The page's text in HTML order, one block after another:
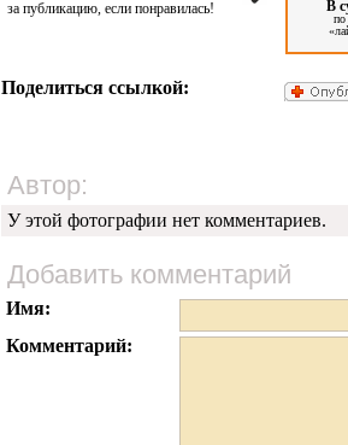
за публикацию, если понравилась! В
по
Поделиться ссылкой:
Автор:
У этой фотографии нет комментариев.
Добавить комментарий
Имя:
Комментарий: